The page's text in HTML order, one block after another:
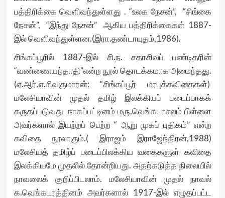
பத்திரிக்கை வெளிவந்துள்ளது . “உலக நேசன்”, “சிங்கை
நேசன்”, “இந்து நேசன்” ஆகிய பத்திரிக்கைகள் 1887-
இல் வெளிவந்துள்ளன.(இரா.தண்டாயுதம்,1986).
சிங்கப்பூரில் 1887-இல் சி.ந. சதாசிவப் பண்டிதரின்
“வண்ணையந்தாதி”என்ற நூல் தொடக்கமாக அமைந்தது.
(ஏ.ஆர்.எ.சிவகுமாரன்: “சிங்கப்பூர் மரபுக்கவிதைகள்)
மலேசியாவின் முதல் தமிழ் இலக்கியப் படைப்பாகக்
கருதப்படுவது நாகப்பட்டினம் மரு.வெங்கடாசலம் பிள்ளை
அவர்களால் இயற்றப் பெற்ற “ ஆறு முகப் புதிகம்” என்ற
கவிதை நூலாகும்.( இராஜம் இராஜேந்திரன்,1988)
மலேசியத் தமிழ்ப் படைப்பிலக்கிய வகைகளுள் கவிதை
இலக்கியமே முதலில் தோன்றியது. அதற்கடுத்த நிலையில்
நாவலைக் குறிப்பிடலாம். மலேசியாவின் முதல் நாவல்
க.வெங்கடரத்தினம் அவர்களால் 1917-இல் எழுதப்பட்ட